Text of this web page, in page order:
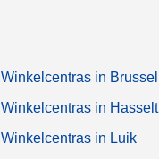
Winkelcentras in Brussel
Winkelcentras in Hasselt
Winkelcentras in Luik